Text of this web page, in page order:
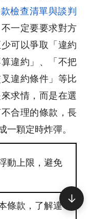
檢查清單與談判
一定要要求對方
可以爭取「違約
違約」、「不把
違約條件」等比
求情，而是在選
合理的條款，長
一顆定時炸彈。
動上限，避免
條款，了解違
↓